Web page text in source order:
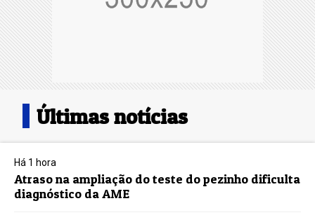
Últimas notícias
Há 1 hora
Atraso na ampliação do teste do pezinho dificulta
diagnóstico da AME